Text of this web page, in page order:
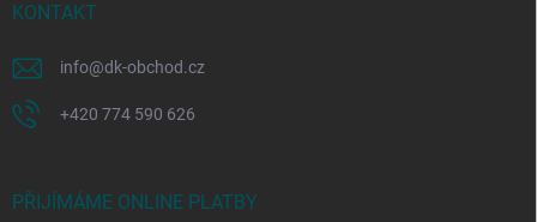
KONTAKT
info@dk-obchod.cz
+420 774 590 626
PŘIJÍMÁME ONLINE PLATBY